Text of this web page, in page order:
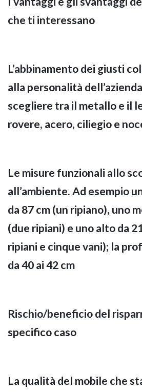
che ti interessano
L’abbinamento dei giusti
alla personalità
scegliere tra il metallo e il
rovere, acero, ciliegio e
Le misure funzionali allo
all’ambiente. Ad esempio
da 87 cm (un ripiano), uno
(due ripiani) e uno alto da
ripiani e cinque vani); la
da 40 ai 42 cm
Rischio/beneficio del
specifico caso
La qualità del mobile che